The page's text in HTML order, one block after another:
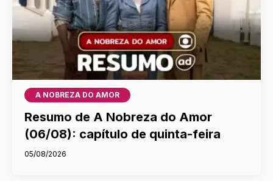
A NOBREZA DO AMOR
Resumo de A Nobreza do Amor
(06/08): capítulo de quinta-feira
05/08/2026